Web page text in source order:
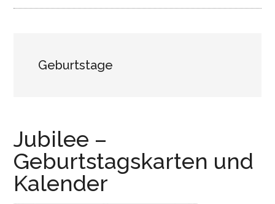
Geburtstage
Jubilee –
Geburtstagskarten und
Kalender